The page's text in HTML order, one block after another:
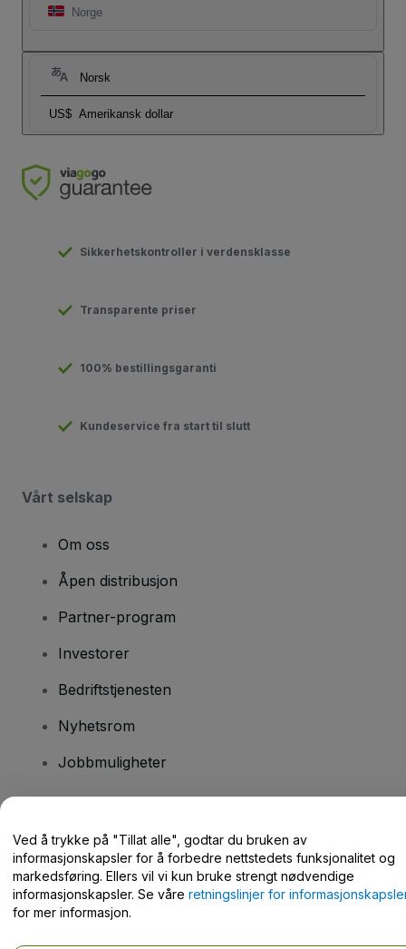
Norge
Norsk
US$ Amerikansk dollar
Sikkerhetskontroller i verdensklasse
Transparente priser
100% bestillingsgaranti
Kundeservice fra start til slutt
Vårt selskap
Om oss
Åpen distribusjon
Partner-program
Investorer
Bedriftstjenesten
Nyhetsrom
Jobbmuligheter
Hjelpesenter / kontakt oss
Ved å trykke på "Tillat alle", godtar du bruken av
informasjonskapsler for å forbedre nettstedets funksjonalitet og
markedsføring. Ellers vil vi kun bruke strengt nødvendige
informasjonskapsler. Se våre retningslinjer for
for mer informasjon.